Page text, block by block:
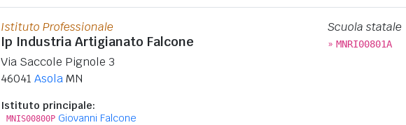
Istituto Professionale
Ip Industria Artigianato Falcone
Via Saccole Pignole 3
46041 AsolaMN
Istituto principale:
MNIS00800P Giovanni Falcone
Scuola statale
» MNRI00801A